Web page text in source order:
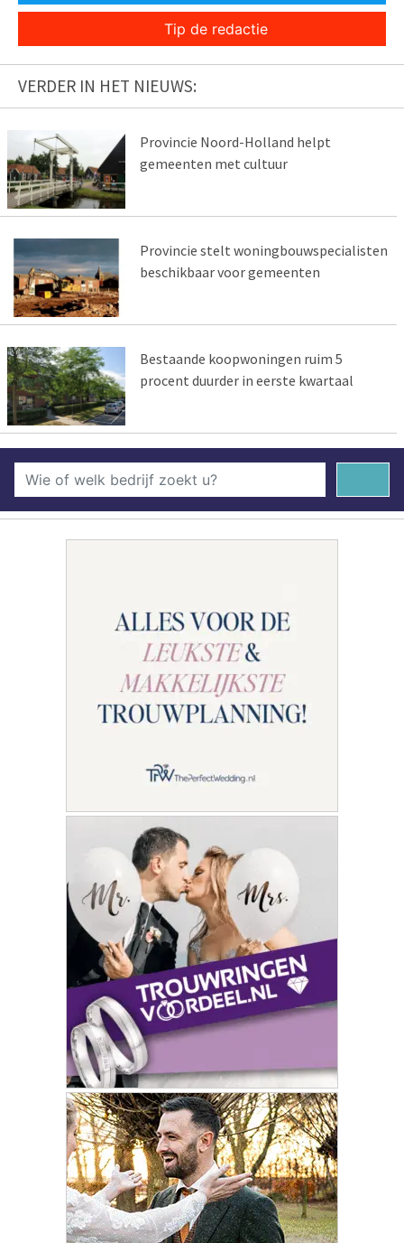
Tip de redactie
VERDER IN HET NIEUWS:
Provincie Noord-Holland helpt
gemeenten met cultuur
Provincie stelt woningbouwspecialisten
beschikbaar voor gemeenten
Bestaande koopwoningen ruim 5
procent duurder in eerste kwartaal